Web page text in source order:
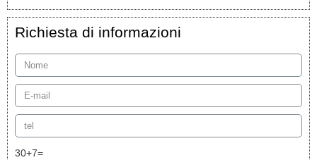
Richiesta di informazioni
30+7=